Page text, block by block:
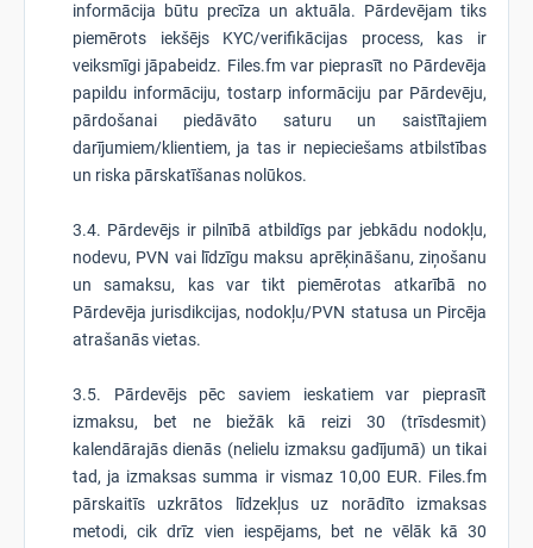
informācija būtu precīza un aktuāla. Pārdevējam tiks
piemērots iekšējs KYC/verifikācijas process, kas ir
veiksmīgi jāpabeidz. Files.fm var pieprasīt no Pārdevēja
papildu informāciju, tostarp informāciju par Pārdevēju,
pārdošanai piedāvāto saturu un saistītajiem
darījumiem/klientiem, ja tas ir nepieciešams atbilstības
un riska pārskatīšanas nolūkos.
3.4. Pārdevējs ir pilnībā atbildīgs par jebkādu nodokļu,
nodevu, PVN vai līdzīgu maksu aprēķināšanu, ziņošanu
un samaksu, kas var tikt piemērotas atkarībā no
Pārdevēja jurisdikcijas, nodokļu/PVN statusa un Pircēja
atrašanās vietas.
3.5. Pārdevējs pēc saviem ieskatiem var pieprasīt
izmaksu, bet ne biežāk kā reizi 30 (trīsdesmit)
kalendārajās dienās (nelielu izmaksu gadījumā) un tikai
tad, ja izmaksas summa ir vismaz 10,00 EUR. Files.fm
pārskaitīs uzkrātos līdzekļus uz norādīto izmaksas
metodi, cik drīz vien iespējams, bet ne vēlāk kā 30